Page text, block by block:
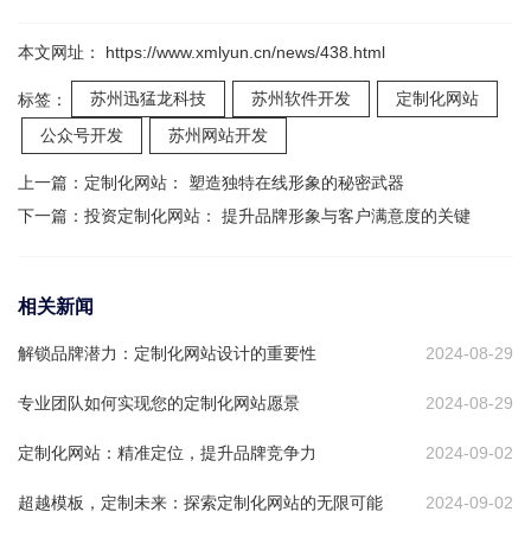
本文网址： https://www.xmlyun.cn/news/438.html
标签： 苏州迅猛龙科技 苏州软件开发
定制化网站
公众号开发
苏州网站开发
上一篇： 定制化网站： 塑造独特在线形象的秘密武器
下一篇： 投资定制化网站： 提升品牌形象与客户满意度的关键
相关新闻
2024-08-29
解锁品牌潜力：定制化网站设计的重要性
2024-08-29
专业团队如何实现您的定制化网站愿景
2024-09-02
定制化网站：精准定位，提升品牌竞争力
2024-09-02
超越模板，定制未来：探索定制化网站的无限可能